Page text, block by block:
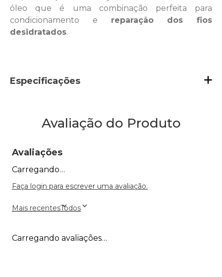
óleo que é uma combinação perfeita para
condicionamento e reparação dos fios
desidratados.
Especificações
Avaliação do Produto
Avaliações
Carregando…
Faça login para escrever uma avaliação.
Mais recentesTodos
Carregando avaliações…